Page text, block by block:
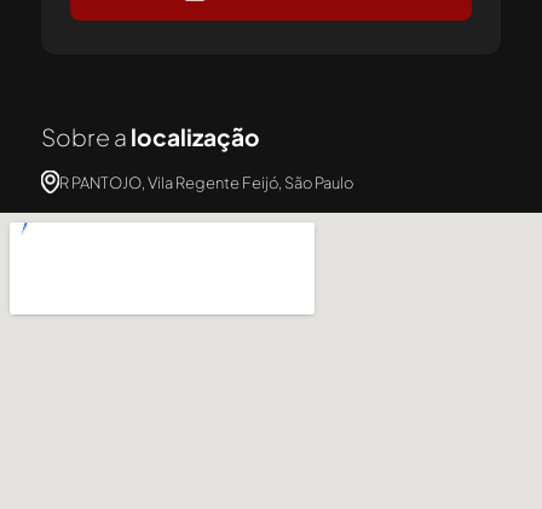
Sobre a localização
R PANTOJO, Vila Regente Feijó, São Paulo